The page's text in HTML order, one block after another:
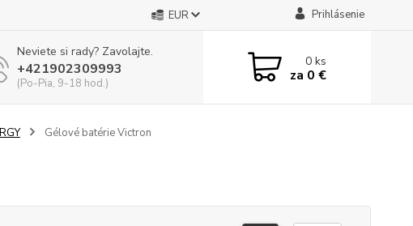
EUR Prihlásenie
Neviete si rady? Zavolajte.
+421902309993
(Po-Pia, 9-18 hod.)
0ks
za 0 €
Gélové batérie Victron